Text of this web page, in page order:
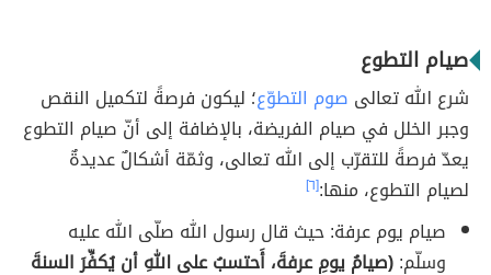
صيام التطوع
شرع الله تعالى صوم التطوّع؛ ليكون فرصةً لتكميل النقص
وجبر الخلل في صيام الفريضة، بالإضافة إلى أنّ صيام التطوع
يعدّ فرصةً للتقرّب إلى الله تعالى، وثمّة أشكالٌ عديدةٌ
لصيام التطوع، منها:[٦]
صيام يوم عرفة: حيث قال رسول الله صلّى الله عليه
وسلّم:(صيامُ يومِ عرفةَ، أَحتسبُ على اللهِ أن يُكفِّرَ السنةَ